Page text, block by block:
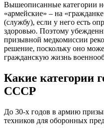
Вышеописанные категории
«армейские» – на
(службу), если у него есть
здоровью. Поэтому
призывной медкомиссии
решение, поскольку оно
гражданскую жизнь
Какие категории
СССР
До 30-х годов в армию
техников для оборонных